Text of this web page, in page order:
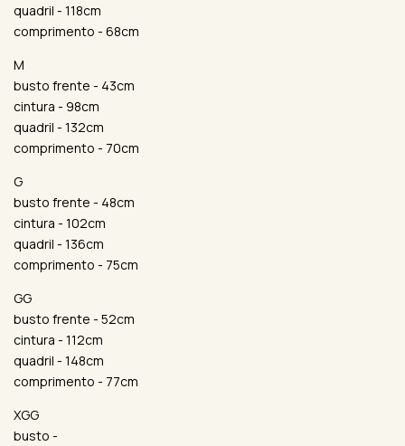
quadril - 118cm
comprimento - 68cm
M
busto frente - 43cm
cintura - 98cm
quadril - 132cm
comprimento - 70cm
G
busto frente - 48cm
cintura - 102cm
quadril - 136cm
comprimento - 75cm
GG
busto frente - 52cm
cintura - 112cm
quadril - 148cm
comprimento - 77cm
XGG
busto -